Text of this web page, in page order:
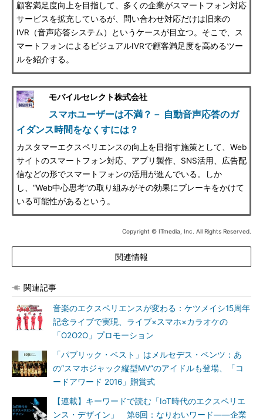
顧客満足度向上を目指して、多くの企業がスマートフォン対応
サービスを拡充しているが、問い合わせ対応だけは旧来の
IVR（音声応答システム）というケースが目立つ。そこで、ス
マートフォンによるビジュアルIVRで顧客満足度を高めるツー
ルを紹介する。
モバイルセレクト株式会社
スマホユーザーは不満？－ 自動音声応答のガ
イダンス時間をなくすには？
カスタマーエクスペリエンスの向上を目指す施策として、Web
サイトのスマートフォン対応、アプリ製作、SNS活用、広告配
信などの形でスマートフォンの活用が進んでいる。しか
し、“Web中心思考”の取り組みがその効果にブレーキをかけて
いる可能性があるという。
Copyright © ITmedia, Inc. All Rights Reserved.
関連情報
関連記事
音楽のエクスペリエンスが変わる：ケツメイシ15周年
記念ライブで実現、ライブ×スマホ×カラオケの
「O2O2O」プロモーション
「パブリック・ベスト」はメルセデス・ベンツ：あ
の“スマホジャック縦型MV”のアイドルも登場、「コ
ードアワード 2016」贈賞式
【連載】キーワードで読む「IoT時代のエクスペリエ
ンス・デザイン」 第6回：なりわいワード――企業